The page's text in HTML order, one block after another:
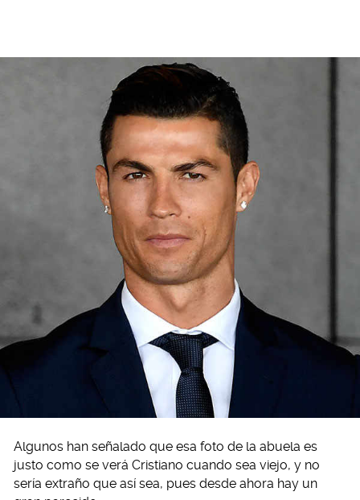
Algunos han señalado que esa foto de la abuela es
justo como se verá Cristiano cuando sea viejo, y no
sería extraño que así sea, pues desde ahora hay un